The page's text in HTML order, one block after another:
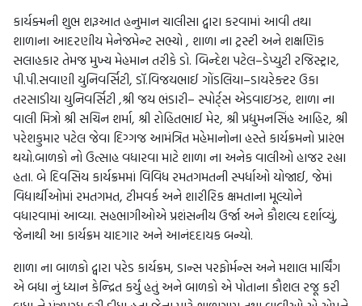
કાર્યક્મની શુભ શરૂઆત હનુમાન ચાલીસા દ્વારા કરવામાં આવી તથા
શાળાના આદરણીય મેનેજમેન્ટ સભ્યો , શાળા ના ટ્રસ્ટી અને શક્ષણિક
સલાહકાર તેમજ મુખ્ય મેહમાન તરીકે ડો. બિન્દેશ પટેલ–ડેપ્યુટી રજિસ્ટ્રાર,
પી.પી.સવાણી યુનિવર્સિટી, ડૉ.વિજયભાઈ ગોંડલિયા–ડાયરેક્ટર ઉકા
તરસાડીયા યુનિવર્સિટી ,શ્રી જય ભંડારી– સ્પોર્ટ્સ એડવાઇઝર, શાળા ના
વાલી મિત્રો શ્રી સચિન શર્મા, શ્રી રોહિતભાઈ મેર, શ્રી પ્રદ્યુમનસિંહ આહિર, શ્રી
પરેશકુમાર પટેલ જેવા દિગ્ગજ આમંત્રિત મહેમાનોના હસ્તે કાર્યક્રમનો પ્રારંભ
થયો.બાળકો નો ઉત્સાહ વધારવા માટે શાળા ના અનેક વાલીઓ હાજર રહ્યા
હતા. બે દિવસિય કાર્યક્રમમાં વિવિધ રમતગમતની સ્પર્ધાઓ યોજાઈ, જેમાં
વિદ્યાર્થીઓમાં રમતગમત, ટીમવર્ક અને શારીરિક ક્ષમતાના મૂલ્યોને
વધારવામાં આવ્યા. સહભાગીઓએ પ્રશંસનીય ઉર્જા અને કૌશલ્ય દર્શાવ્યું,
જેનાથી આ કાર્યક્રમ યાદગાર અને આનંદદાયક બન્યો.
શાળા ના બાળકો દ્વારા પરેડ કાર્યક્રમ, ડાન્સ પરફોર્મન્સ અને મશાલ માર્ચિંગ
એ બધા નું ધ્યાન કેન્દ્રિત કર્યું હતું અને બાળકો એ પોતાના કૌશલ રજૂ કરી